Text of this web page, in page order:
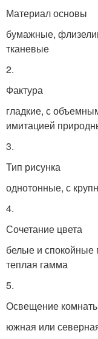
Материал основы
бумажные,
тканевые
2.
Фактура
гладкие, с
имитацией
3.
Тип рисунка
однотонные, с
4.
Сочетание цвета
белые и спокойные
теплая гамма
5.
Освещение
южная или